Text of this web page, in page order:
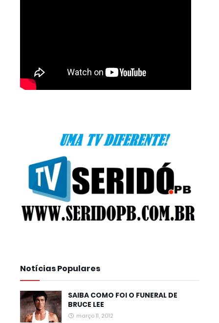
Notícias Populares
SAIBA COMO FOI O FUNERAL DE
BRUCE LEE
março 11, 2012